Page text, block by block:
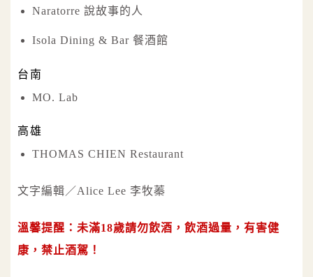
Naratorre 說故事的人
Isola Dining & Bar 餐酒館
台南
MO. Lab
高雄
THOMAS CHIEN Restaurant
文字編輯／Alice Lee 李牧蓁
溫馨提醒：未滿18歲請勿飲酒，飲酒過量，有害健
康，禁止酒駕！